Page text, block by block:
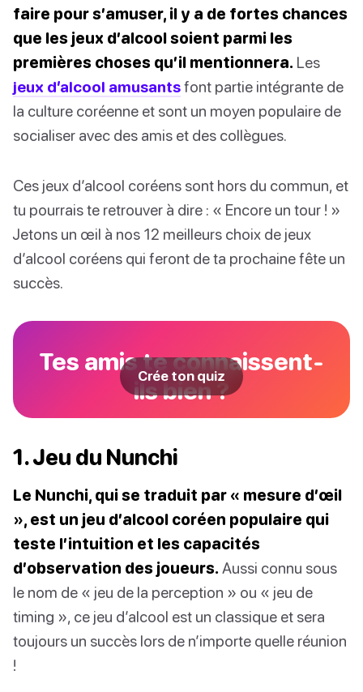
faire pour s’amuser, il y a de fortes chances
que les jeux d’alcool soient parmi les
premières choses qu’il mentionnera. Les
jeux d’alcool amusantsfont partie intégrante de
la culture coréenne et sont un moyen populaire de
socialiser avec des amis et des collègues.
Ces jeux d’alcool coréens sont hors du commun, et
tu pourrais te retrouver à dire : « Encore un tour ! »
Jetons un œil à nos 12 meilleurs choix de jeux
d’alcool coréens qui feront de ta prochaine fête un
succès.
Tes amis te connaissent-
ils bien ?
Crée ton quiz
1. Jeu du Nunchi
Le Nunchi, qui se traduit par « mesure d’œil
», est un jeu d’alcool coréen populaire qui
teste l’intuition et les capacités
d’observation des joueurs. Aussi connu sous
le nom de « jeu de la perception » ou « jeu de
timing », ce jeu d’alcool est un classique et sera
toujours un succès lors de n’importe quelle réunion
!